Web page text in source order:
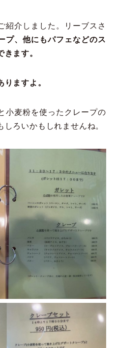
紹介しました。リーブスさ
プ、他にもパフェなどのス
ます。
ますよ。
小麦粉を使ったクレープの
ろいかもしれませんね。